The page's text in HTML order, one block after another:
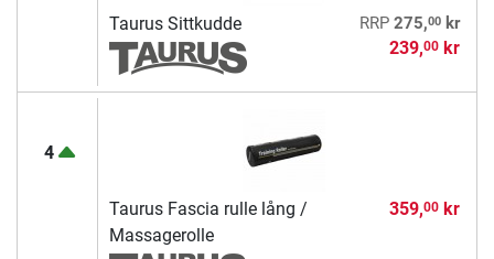
Taurus Sittkudde RRP 275,00kr
239,00kr
4
Taurus Fascia rulle lång /
Massagerolle
359,00kr